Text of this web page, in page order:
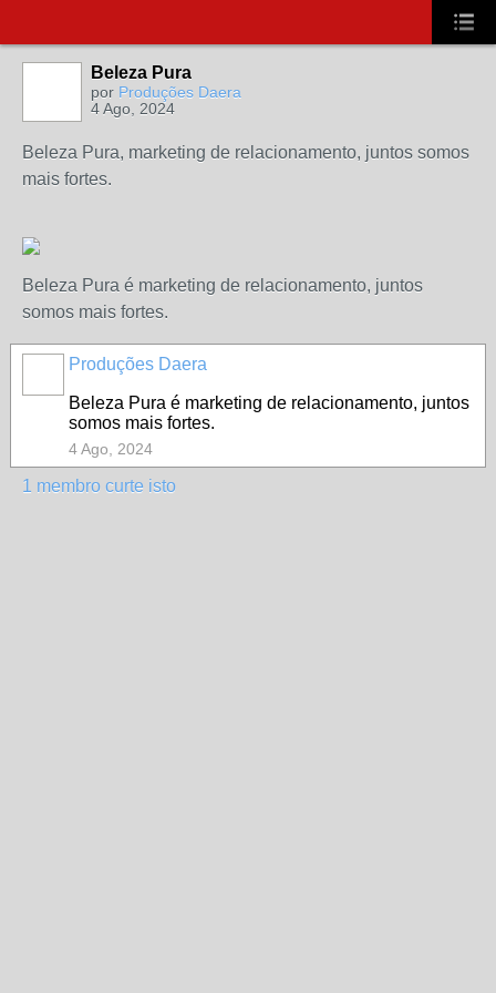
Beleza Pura
por Produções Daera
4 Ago, 2024
Beleza Pura, marketing de relacionamento, juntos somos
mais fortes.
Beleza Pura é marketing de relacionamento, juntos
somos mais fortes.
Produções Daera
Beleza Pura é marketing de relacionamento, juntos
somos mais fortes.
4 Ago, 2024
1 membro curte isto